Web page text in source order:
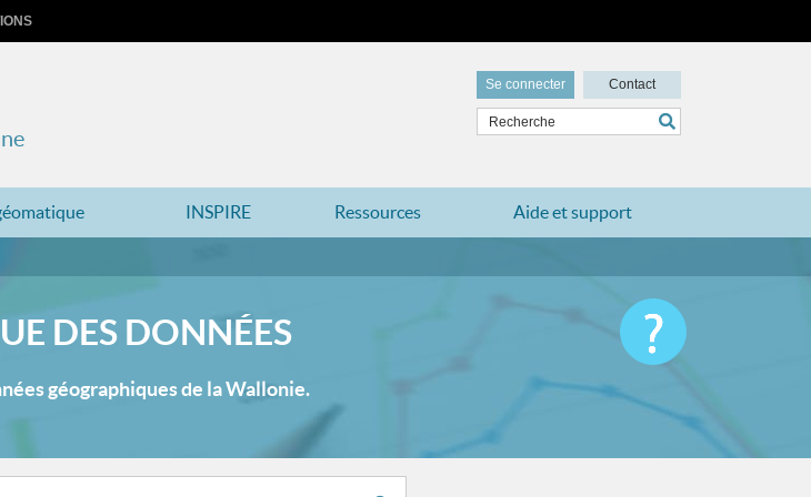
Se connecter Contact
INSPIRE Ressources Aide et support
DES DONNÉES
géographiques de la Wallonie.